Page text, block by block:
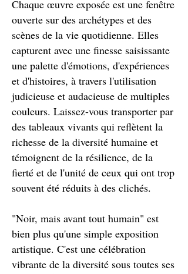
Chaque œuvre exposée est une fenêtre
ouverte sur des archétypes et des
scènes de la vie quotidienne. Elles
capturent avec une finesse saisissante
une palette d'émotions, d'expériences
et d'histoires, à travers l'utilisation
judicieuse et audacieuse de multiples
couleurs. Laissez-vous transporter par
des tableaux vivants qui reflètent la
richesse de la diversité humaine et
témoignent de la résilience, de la
fierté et de l'unité de ceux qui ont trop
souvent été réduits à des clichés.
"Noir, mais avant tout humain" est
bien plus qu'une simple exposition
artistique. C'est une célébration
vibrante de la diversité sous toutes ses